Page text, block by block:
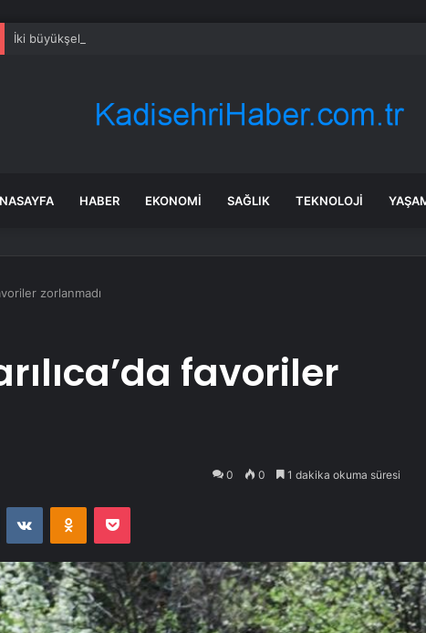
İki büyükşehirde hafta sonuna sağanak damga vurdu: Yollar kapandı,
HABER EKONOMI SAĞLIK TEKNOLOJI
zorlanmadı
favoriler
0 0 1 dakika okuma süresi
VKontakteOdnoklassniki
Pocket